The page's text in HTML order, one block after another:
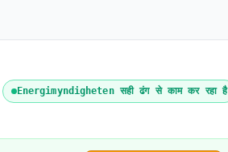
Energimyndigheten सही ढंग से काम कर रहा है